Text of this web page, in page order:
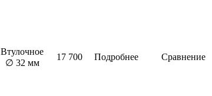
Втулочное
∅ 32 мм
17 700 Подробнее Сравнение